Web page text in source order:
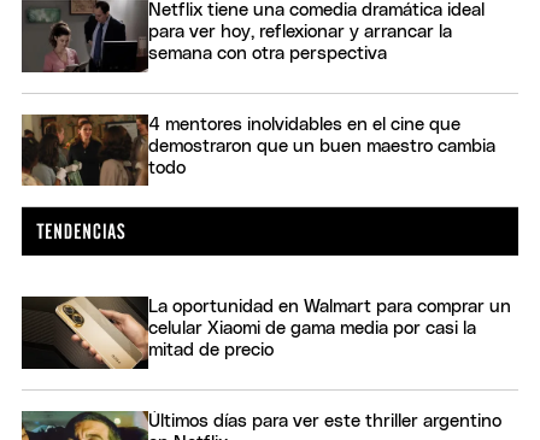
Netflix tiene una comedia dramática ideal
para ver hoy, reflexionar y arrancar la
semana con otra perspectiva
4 mentores inolvidables en el cine que
demostraron que un buen maestro cambia
todo
La oportunidad en Walmart para comprar un
celular Xiaomi de gama media por casi la
mitad de precio
Últimos días para ver este thriller argentino